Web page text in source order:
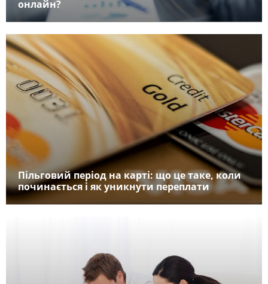
онлайн?
Пільговий період на карті: що це таке, коли
починається і як уникнути переплати